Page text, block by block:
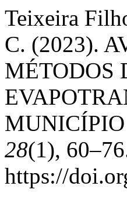
Teixeira
C. (2023).
MÉTODOS
28(1),
https://